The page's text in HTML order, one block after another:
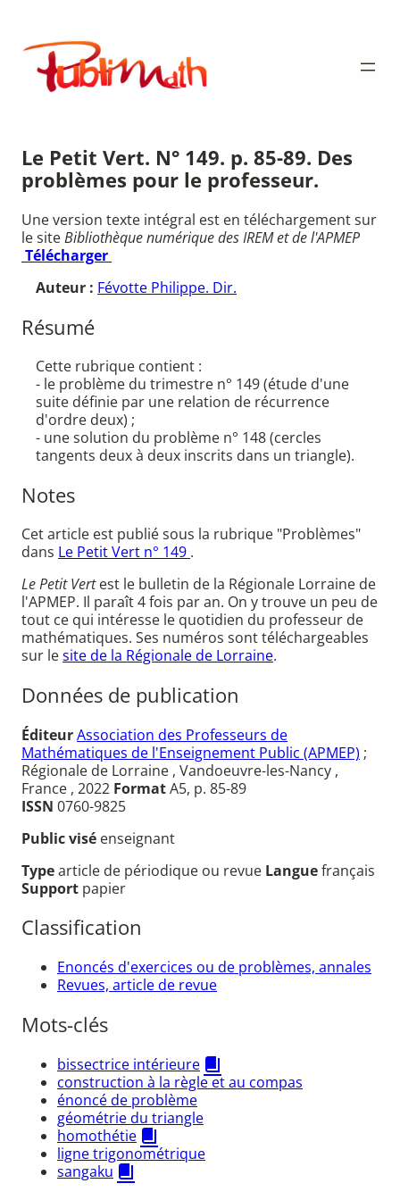
contenu
Publimath
Le Petit Vert. N° 149. p. 85-89. Des
problèmes pour le professeur.
Une version texte intégral est en téléchargement sur
le siteBibliothèque numérique des IREM et de l'APMEP
Télécharger
Auteur : Févotte Philippe. Dir.
Résumé
Cette rubrique contient :
- le problème du trimestre n° 149 (étude d'une
suite définie par une relation de récurrence
d'ordre deux) ;
- une solution du problème n° 148 (cercles
tangents deux à deux inscrits dans un triangle).
Notes
Cet article est publié sous la rubrique "Problèmes"
dans Le Petit Vert n° 149 .
Le Petit Vertest le bulletin de la Régionale Lorraine de
l'APMEP. Il paraît 4 fois par an. On y trouve un peu de
tout ce qui intéresse le quotidien du professeur de
mathématiques. Ses numéros sont téléchargeables
sur lesite de la Régionale de Lorraine.
Données de publication
ÉditeurAssociation des Professeurs de
Mathématiques de l'Enseignement Public (APMEP) ;
Régionale de Lorraine , Vandoeuvre-les-Nancy ,
France , 2022 FormatA5, p. 85-89
ISSN 0760-9825
Public visé enseignant
Typearticle de périodique ou revue Languefrançais
Support papier
Classification
Enoncés d'exercices ou de problèmes, annales
Revues, article de revue
Mots-clés
bissectrice intérieure
construction à la règle et au compas
énoncé de problème
géométrie du triangle
homothétie
ligne trigonométrique
sangaku